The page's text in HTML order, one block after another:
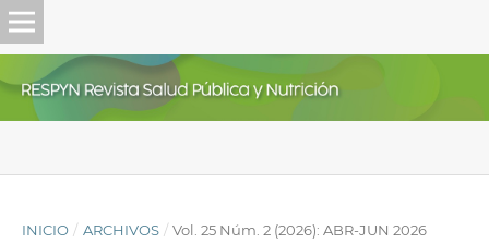
INICIO / ARCHIVOS / Vol. 25 Núm. 2 (2026): ABR-JUN 2026